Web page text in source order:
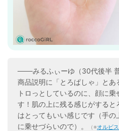
───みるふぃーゆ（30代後半 普
商品説明に「とろぱしゃ」と
トロっとしているのに、顔に
す！肌の上に残る感じがすると
はとってもいい感じです（手
に乗せづらいので）。
（※オルビ